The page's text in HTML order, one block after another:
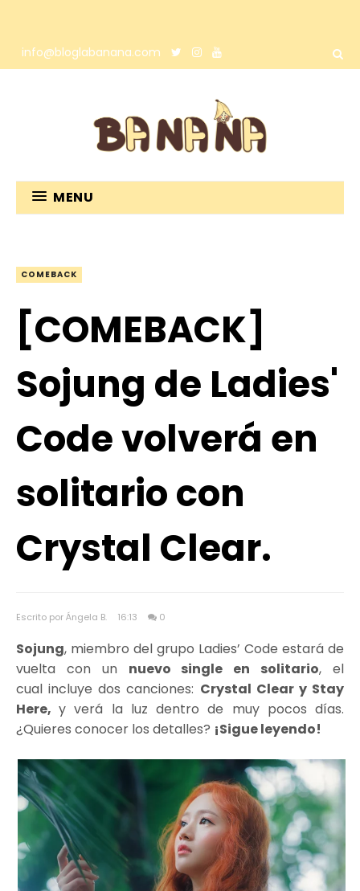
info@bloglabanana.com
MENU
COMEBACK
[COMEBACK]
Sojung de Ladies'
Code volverá en
solitario con
Crystal Clear.
Escrito por Ángela B. 16:13 0
Sojung, miembro del grupo Ladies’ Code estará de
vuelta con un nuevo single en solitario, el
cual incluye dos canciones: Crystal Clear y Stay
Here,y verá la luz dentro de muy pocos días.
¿Quieres conocer los detalles? ¡Sigue leyendo!